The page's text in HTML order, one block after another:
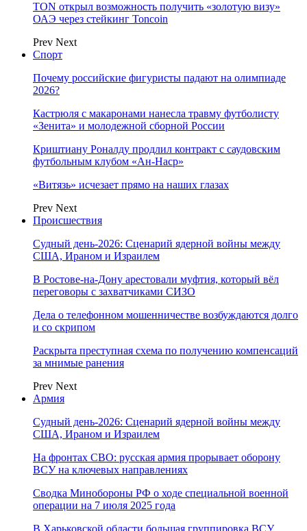
TON открыл возможность получить «золотую визу»
ОАЭ через стейкинг Toncoin
Prev Next
Спорт
Почему российские фигуристы падают на олимпиаде
2026?
Кастрюля с макаронами нанесла травму футболисту
«Зенита» и молодежной сборной России
Криштиану Роналду продлил контракт с саудовским
футбольным клубом «Ан-Наср»
«Витязь» исчезает прямо на наших глазах
Prev Next
Происшествия
Судный день-2026: Сценарий ядерной войны между
США, Ираном и Израилем
В Ростове-на-Дону арестовали муфтия, который вёл
переговоры с захватчиками СИЗО
Дела о телефонном мошенничестве возбуждаются долго
и со скрипом
Раскрыта преступная схема по получению компенсаций
за мнимые ранения
Prev Next
Армия
Судный день-2026: Сценарий ядерной войны между
США, Ираном и Израилем
На фронтах СВО: русская армия прорывает оборону
ВСУ на ключевых направлениях
Сводка Минобороны РФ о ходе специальной военной
операции на 7 июля 2025 года
В Харьковской области большая группировка ВСУ